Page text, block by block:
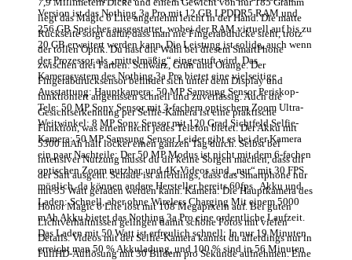
Version ist das Nothing 3a Pro mit 12 GB LPDDR5 RAM und
256 GB Speicher ausgestattet, wobei der RAM virtuell auf bis zu
20 GB erweitert werden kann. Die Leistung ist solide, auch wenn
der Prozessor als „mittelmäßig“ eingestuft wird. Das
Kamerasystem des Nothing 3a Pro bietet eine vielseitige
Ausstattung: Hauptkamera: 50 MP Samsung Sensor Periskop-
Tele: 50 MP Sony Sensor mit 3-fachem optischem Zoom Ultra-
Weitwinkel: 8 MP Sony Sensor mit 120 Grad Sichtfeld Selfie-
Kamera: 50 MP Samsung Sensor Leider gibt es bei der Kamera
ein paar Nachteile: Der 50 MP Modus ist nicht mit dem 6-fachen
optischen Zoom nutzbar, und 4K-Videos sind „nur“ mit 30 FPS
möglich, da können andere Hersteller bereits 60fps. Akku und
Laden: Schnell, aber ohne Wireless Charging Mit einem 5000
mAh Akku bietet das Nothing 3a Pro eine ordentliche Laufzeit.
Das Laden mit 50 Watt ist erfreulich schnell: In nur 19 Minuten
erreicht man 50 % Akkuladung, und 100 % sind in 56 Minuten
liegt das Magic 6 Lite angenehm leicht in der Hand. Die matte
Rückseite sorgt dafür, dass man nie Fingerabdrücke sieht, trotz
der tollen Optik. Du hast die Wahl bei diesem SmartPhone
zwischen drei Farben: Schwarz, Grün und Orange. Der
Fingerabdrucksensor befindet sich unter dem Display und
funktioniert angemssen schnell und zuverlässig. Auch die
Gesichtserkennung per Selfie-Kamera ist eine praktische
Funktion, was einem nicht jedes Telefon bietet. Der Akku mit
5300 mAh hält locker einen ganzen Tag durch. Selbst bei
intensiver Nutzung musst du dir keine Sorgen machen, dass dir
der Saft ausgeht. Schade ist allerdings, dass das Smartphone nur
mit 35 Watt geladen werden kann. ​​​​Kamera: Die Hauptkamera des
Honor Magic 6 Lite löst mit 108 Megapixeln auf. Bei guten
Lichtverhältnissen gelingen damit schöne Fotos mit vielen
Details. Videos mit der Selfie-Kamera kannst du allerdings nur in
FullHD-Auflösung mit 30 Bildern pro Sekunde aufnehmen. Eine